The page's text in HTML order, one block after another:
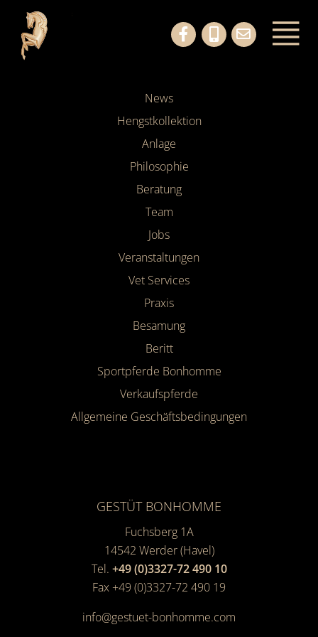
News
Hengstkollektion
Anlage
Philosophie
Beratung
Team
Jobs
Veranstaltungen
Vet Services
Praxis
Besamung
Beritt
Sportpferde Bonhomme
Verkaufspferde
Allgemeine Geschäfts­bedingungen
GESTÜT BONHOMME
Fuchsberg 1A
14542 Werder (Havel)
Tel. +49 (0)3327-72 490 10
Fax +49 (0)3327-72 490 19
info@gestuet-bonhomme.com